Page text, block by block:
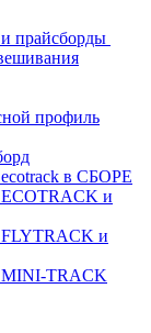
прайсборды
профиль
в СБОРЕ
и
и
MINI-TRACK